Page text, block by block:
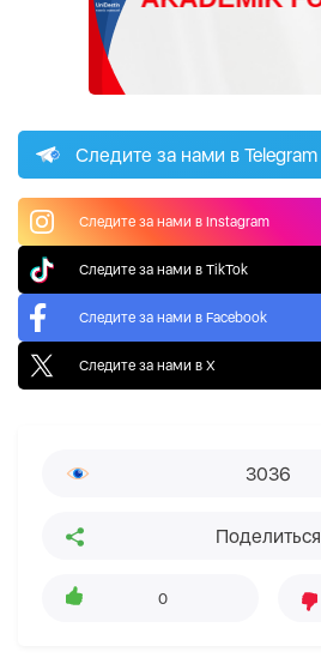
Следите за нами в Telegram
Следите за нами в Instagram
Следите за нами в TikTok
Следите за нами в Facebook
Следите за нами в X
3036
Поделиться
0